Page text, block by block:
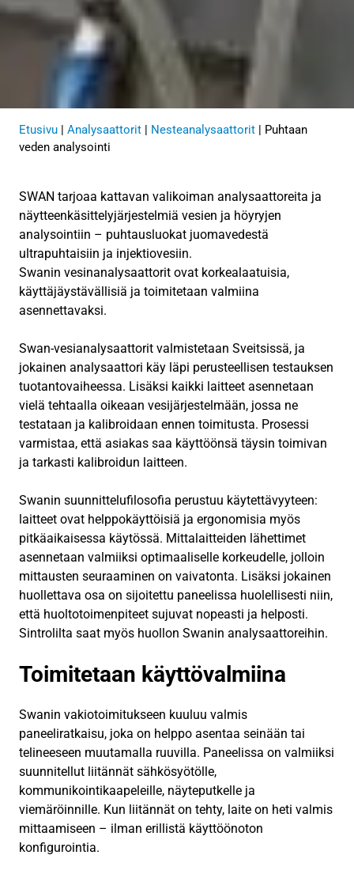
Etusivu | Analysaattorit | Nesteanalysaattorit | Puhtaan
veden analysointi
SWAN tarjoaa kattavan valikoiman analysaattoreita ja
näytteenkäsittelyjärjestelmiä vesien ja höyryjen
analysointiin – puhtausluokat juomavedestä
ultrapuhtaisiin ja injektiovesiin.
Swanin vesinanalysaattorit ovat korkealaatuisia,
käyttäjäystävällisiä ja toimitetaan valmiina
asennettavaksi.
Swan-vesianalysaattorit valmistetaan Sveitsissä, ja
jokainen analysaattori käy läpi perusteellisen testauksen
tuotantovaiheessa. Lisäksi kaikki laitteet asennetaan
vielä tehtaalla oikeaan vesijärjestelmään, jossa ne
testataan ja kalibroidaan ennen toimitusta. Prosessi
varmistaa, että asiakas saa käyttöönsä täysin toimivan
ja tarkasti kalibroidun laitteen.
Swanin suunnittelufilosofia perustuu käytettävyyteen:
laitteet ovat helppokäyttöisiä ja ergonomisia myös
pitkäaikaisessa käytössä. Mittalaitteiden lähettimet
asennetaan valmiiksi optimaaliselle korkeudelle, jolloin
mittausten seuraaminen on vaivatonta. Lisäksi jokainen
huollettava osa on sijoitettu paneelissa huolellisesti niin,
että huoltotoimenpiteet sujuvat nopeasti ja helposti.
Sintrolilta saat myös huollon Swanin analysaattoreihin.
Toimitetaan käyttövalmiina
Swanin vakiotoimitukseen kuuluu valmis
paneeliratkaisu, joka on helppo asentaa seinään tai
telineeseen muutamalla ruuvilla. Paneelissa on valmiiksi
suunnitellut liitännät sähkösyötölle,
kommunikointikaapeleille, näyteputkelle ja
viemäröinnille. Kun liitännät on tehty, laite on heti valmis
mittaamiseen – ilman erillistä käyttöönoton
konfigurointia.